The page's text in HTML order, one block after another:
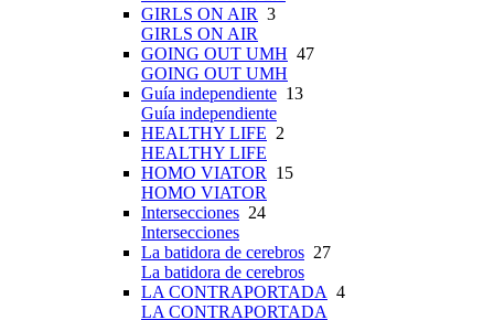
GIRLS ON AIR 3
GIRLS ON AIR
GOING OUT UMH 47
GOING OUT UMH
Guía independiente 13
Guía independiente
HEALTHY LIFE 2
HEALTHY LIFE
HOMO VIATOR 15
HOMO VIATOR
Intersecciones 24
Intersecciones
La batidora de cerebros 27
La batidora de cerebros
LA CONTRAPORTADA 4
LA CONTRAPORTADA